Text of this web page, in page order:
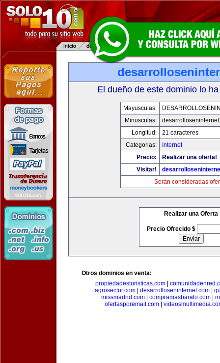
El dueño de este dominio lo
Mayusculas:
Minusculas:
Longitud:
21 caracteres
Categorias:
Internet
Precio:
Realizar una oferta!
Visitar!
Serán consideradas
Realizar una Oferta
Precio Ofrecido $
Otros dominios en venta:
propiedadesturisticas.com|
agrosector.com
desarrolloseninternet.com
missmadrid.com| compramasbarato.com|
ofertasporemail.com